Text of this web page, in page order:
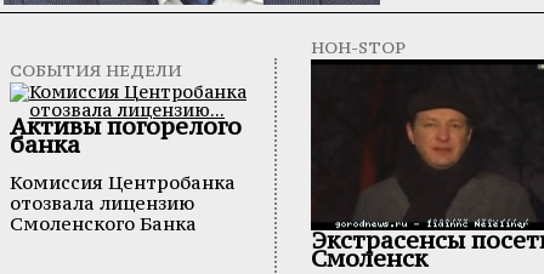
СОБЫТИЯ НЕДЕЛИ
Активы погорелого
банка
Комиссия Центробанка
отозвала лицензию
Смоленского Банка
НОН-STOP
Экстрасенсы
Смоленск